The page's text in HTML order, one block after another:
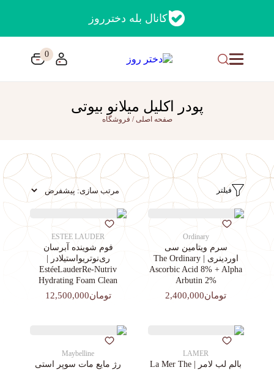
کانال بله دخترروز
0
پودر اکلیل میلانو بیوتی
صفحه اصلی/ فروشگاه
فیلتر
Ordinary
سرم ویتامین سی
اوردینری | The Ordinary
Ascorbic Acid 8% + Alpha
Arbutin 2%
تومان2,400,000
ESTEE LAUDER
فوم شوینده آبرسان
ری‌نوتریواستیلادر |
EstéeLauderRe-Nutriv
Hydrating Foam Clean
تومان12,500,000
LAMER
بالم لب لامر | La Mer The
Maybelline
رژ مایع مات سوپر استی‌